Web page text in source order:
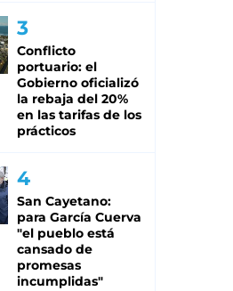
Conflicto
portuario: el
Gobierno oficializó
la rebaja del 20%
en las tarifas de los
prácticos
San Cayetano:
para García Cuerva
"el pueblo está
cansado de
promesas
incumplidas"